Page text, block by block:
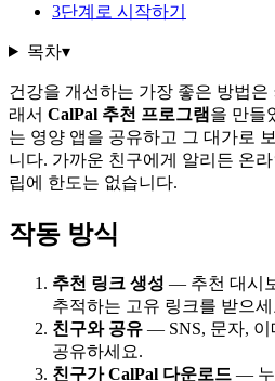
3단계로 시작하기
목차▾
건강을 개선하는 가장 좋은 방법
래서 CalPal 추천 프로그램을 만들
는 영양 앱을 공유하고 그 대가로
니다. 가까운 친구에게 알리든 온
립에 한도는 없습니다.
작동 방식
추천 링크 생성 — 추천 대시
추적하는 고유 링크를 받으세
친구와 공유 — SNS, 문자, 이
공유하세요.
친구가 CalPal 다운로드 — 누